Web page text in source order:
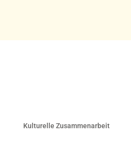
Kulturelle Zusammenarbeit